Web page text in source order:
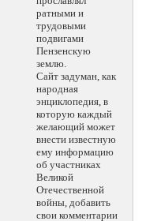
ратными и
трудовыми
подвигами
Пензенскую
землю.
Сайт задуман, как
народная
энциклопедия, в
которую каждый
желающий может
внести известную
ему информацию
об участниках
Великой
Отечественной
войны, добавить
свои комментарии